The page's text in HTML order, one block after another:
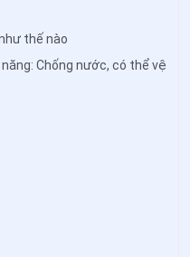
thế nào
Chống nước, có thể vệ